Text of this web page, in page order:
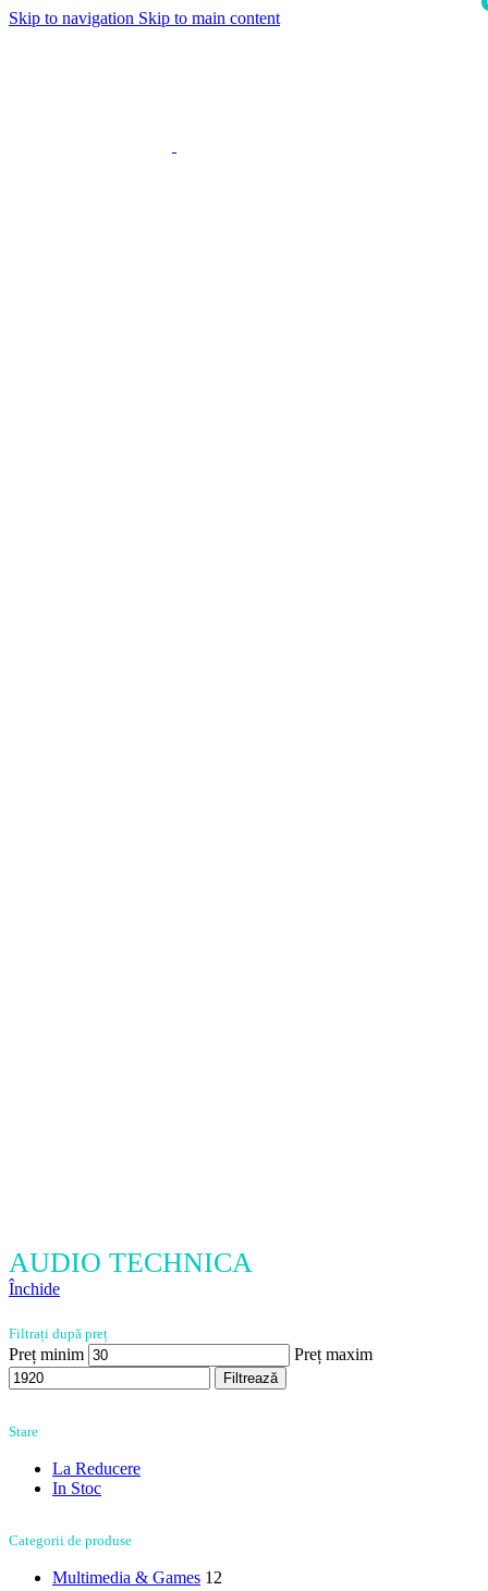
Skip to navigation Skip to main content
AUDIO TECHNICA
Închide
Filtrați după preț
Preț minim Preț maxim
Filtrează
Stare
La Reducere
In Stoc
Categorii de produse
Multimedia & Games 12